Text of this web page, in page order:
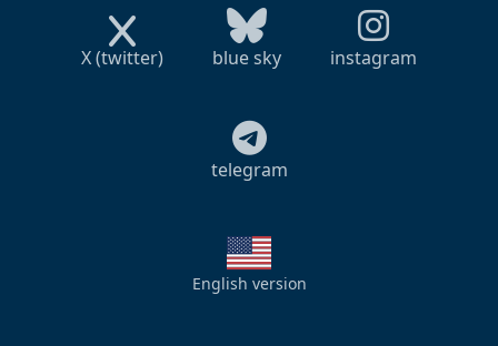
X (twitter) blue sky instagram
telegram
English version